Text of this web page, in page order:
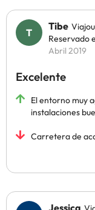
Tibe
Reservado
Abril 2019
Excelente
El entorno muy
instalaciones
Carretera de
Jessica